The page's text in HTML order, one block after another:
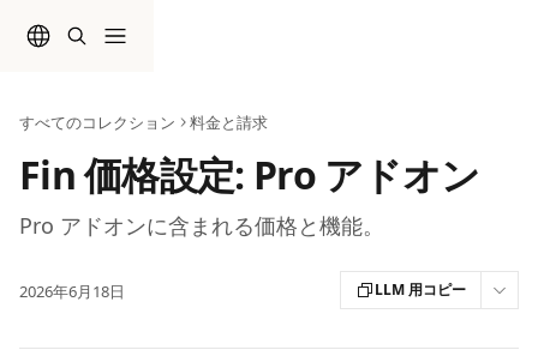
すべてのコレクション 料金と請求
Fin 価格設定: Pro アドオン
Pro アドオンに含まれる価格と機能。
2026年6月18日 LLM 用コピー